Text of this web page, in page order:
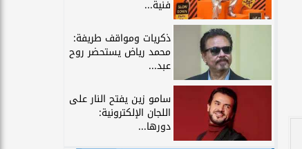
فنية...
ذكريات ومواقف طريفة:
محمد رياض يستحضر روح
عبد...
سامو زين يفتح النار على
اللجان الإلكترونية:
دورها...